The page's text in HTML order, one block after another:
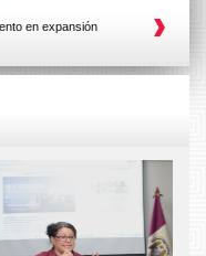
en expansión